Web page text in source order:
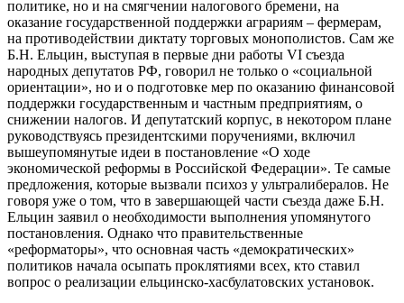
политике, но и на смягчении налогового бремени, на
оказание государственной поддержки аграриям – фермерам,
на противодействии диктату торговых монополистов. Сам же
Б.Н. Ельцин, выступая в первые дни работы VI съезда
народных депутатов РФ, говорил не только о «социальной
ориентации», но и о подготовке мер по оказанию финансовой
поддержки государственным и частным предприятиям, о
снижении налогов. И депутатский корпус, в некотором плане
руководствуясь президентскими поручениями, включил
вышеупомянутые идеи в постановление «О ходе
экономической реформы в Российской Федерации». Те самые
предложения, которые вызвали психоз у ультралибералов. Не
говоря уже о том, что в завершающей части съезда даже Б.Н.
Ельцин заявил о необходимости выполнения упомянутого
постановления. Однако что правительственные
«реформаторы», что основная часть «демократических»
политиков начала осыпать проклятиями всех, кто ставил
вопрос о реализации ельцинско-хасбулатовских установок.